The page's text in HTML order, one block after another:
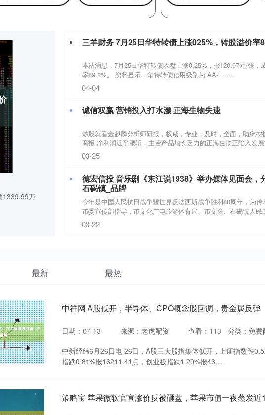
1339.99万
三羊财务 7月25日华特转债上涨025%，转股溢价率
本站消息，7月25日华特转债收盘上涨0.25%，报120.97元/张，
率89.2%。 资料显示，华特转债信用级别为“AA-”，....
04-04
诚信双赢 营销投入打水漂 正海生物失速
炒股就看金麒麟分析师研报，权威，专业，及时，全面，助您
商报 净利润近乎腰斩，主营产品增长乏力的正海生物正陷入发
03-25
德宏信投 音乐剧《东江说1938》举办媒体见面会，
石碣镇_品牌
今年是中国人民抗日战争暨世界反法西斯战争胜利80周年，为
市委宣传部指导，市文化广电旅游体育局、市文联、石碣镇人
03-22
最新 最热
中祥网 A股低开，半导体、CPO概念股回调，贵金属反弹
日期：07-13 来源：老虎配资 查看： 113 分类： 免费
中新经纬6月26日电 26日，A股三大股指集体低开，上证指数跌
指跌0.81%报16211.41点，创业板指跌1.20%报43....
策略宝 苹果微软官宣涨价反被砸盘，苹果市值一夜蒸发近